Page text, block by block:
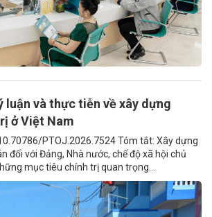
luận và thực tiễn về xây dựng
ở Việt Nam
PTOJ.2026.7524 Tóm tắt: Xây dựng
đối với Đảng, Nhà nước, chế độ xã hội chủ
mục tiêu chính trị quan trọng...